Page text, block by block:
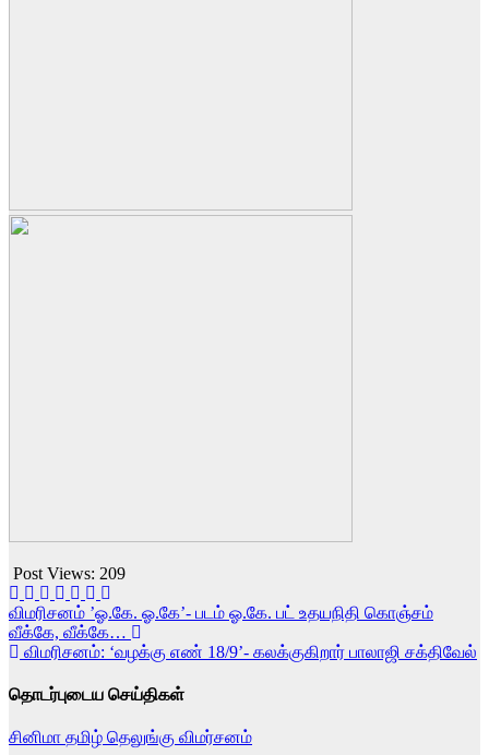
Post Views: 209
Post
navigation
விமரிசனம் ’ஓ.கே. ஓ.கே’- படம் ஓ.கே. பட் உதயநிதி கொஞ்சம்
வீக்கே, வீக்கே…
விமரிசனம்: ‘வழக்கு எண் 18/9’- கலக்குகிறார் பாலாஜி சக்திவேல்
தொடர்புடைய செய்திகள்
சினிமா தமிழ் தெலுங்கு விமர்சனம்